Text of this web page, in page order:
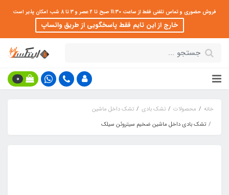
فروش حضوری و تماس تلفنی فقط از ساعت 11:30 صبح تا 2 عصر و 3 تا 8 شب امکان پذیر است
خارج از این تایم فقط پاسخگویی از طریق واتساپ
0
خانه محصولات تشک بادی
تشک داخل ماشین
تشک بادی داخل ماشین ضخیم سیتروئن سیلک